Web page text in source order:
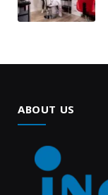
ABOUT US